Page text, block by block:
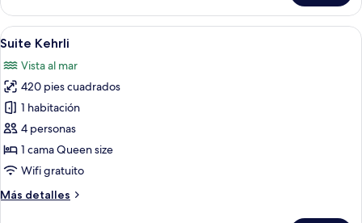
Hauser
Abrir
todas
las
fotos
de
Suite
Kehrli
Una habitación de hotel con una
3
Suite Kehrli
Vista al mar
420 pies cuadrados
1 habitación
4 personas
1 cama Queen size
Wifi gratuito
Más detalles
Más